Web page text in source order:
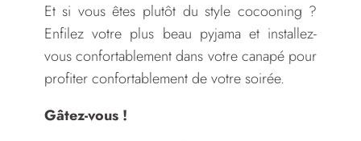
Et si vous êtes plutôt du style cocooning ?
Enfilez votre plus beau pyjama et installez-
vous confortablement dans votre canapé pour
profiter confortablement de votre soirée.
Gâtez-vous !